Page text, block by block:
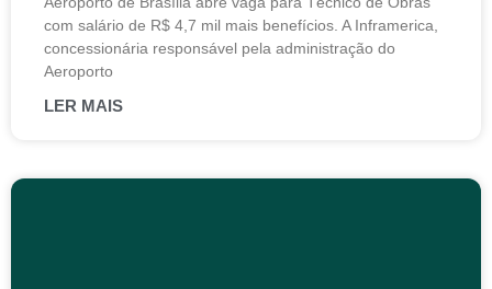
com salário de R$ 4,7 mil mais benefícios. A Inframerica,
concessionária responsável pela administração do
Aeroporto
LER MAIS